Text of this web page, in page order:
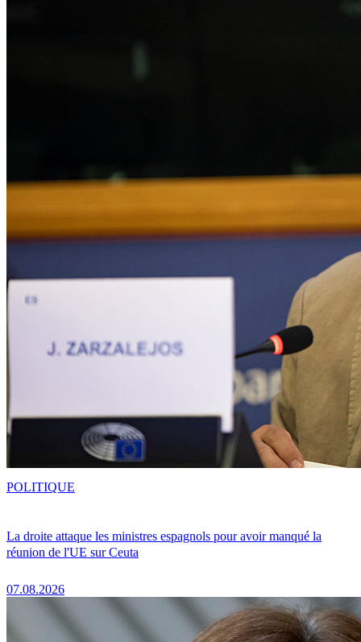
La droite attaque les ministres espagnols pour avoir manqué la
réunion de l'UE sur Ceuta
07.08.2026
POLITIQUE